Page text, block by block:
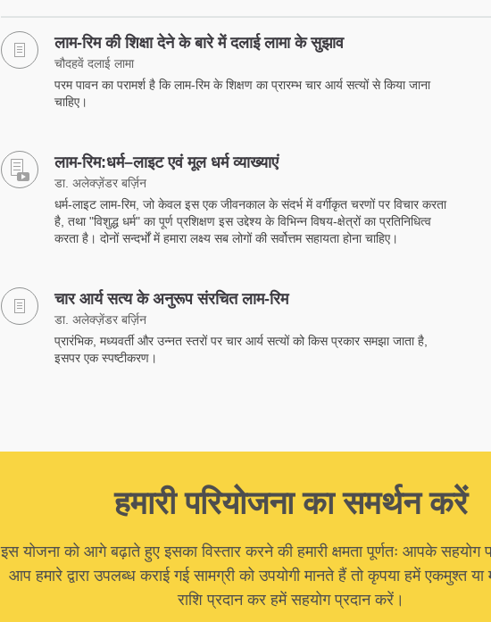
लाम-रिम की शिक्षा देने के बारे में दलाई लामा के सुझाव
चौदहवें दलाई लामा
परम पावन का परामर्श है कि लाम-रिम के शिक्षण का प्रारम्भ चार आर्य सत्यों से किया जाना
चाहिए।
लाम-रिम:धर्म–लाइट एवं मूल धर्म व्‍याख्‍याएं
डा. अलेक्ज़ेंडर बर्ज़िन
धर्म-लाइट लाम-रिम, जो केवल इस एक जीवनकाल के संदर्भ में वर्गीकृत चरणों पर विचार करता
है, तथा "विशुद्ध धर्म" का पूर्ण प्रशिक्षण इस उद्देश्य के विभिन्न विषय-क्षेत्रों का प्रतिनिधित्व
करता है। दोनों सन्दर्भों में हमारा लक्ष्य सब लोगों की सर्वोत्तम सहायता होना चाहिए।
चार आर्य सत्य के अनुरूप संरचित लाम-रिम
डा. अलेक्ज़ेंडर बर्ज़िन
प्रारंभिक, मध्यवर्ती और उन्नत स्तरों पर चार आर्य सत्यों को किस प्रकार समझा जाता है,
इसपर एक स्पष्टीकरण।
हमारी परियोजना का समर्थन करें
इस योजना को आगे बढ़ाते हुए इसका विस्तार करने की हमारी क्षमता पूर्णतः आपके सहयोग
आप हमारे द्वारा उपलब्ध कराई गई सामग्री को उपयोगी मानते हैं तो कृपया हमें एकमुश्त या
राशि प्रदान कर हमें सहयोग प्रदान करें।